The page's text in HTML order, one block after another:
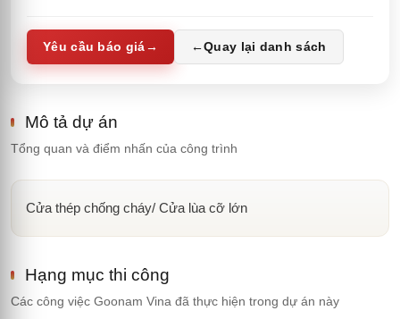
Yêu cầu báo giá → ←Quay lại danh sách
Mô tả dự án
Tổng quan và điểm nhấn của công trình
Cửa thép chống cháy/ Cửa lùa cỡ lớn
Hạng mục thi công
Các công việc Goonam Vina đã thực hiện trong dự án này